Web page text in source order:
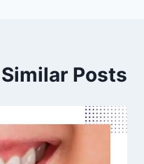
Similar Posts